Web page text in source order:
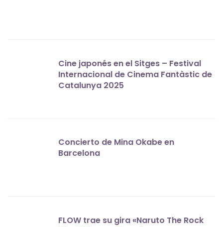
Cine japonés en el Sitges – Festival
Internacional de Cinema Fantàstic de
Catalunya 2025
Concierto de Mina Okabe en
Barcelona
FLOW trae su gira «Naruto The Rock